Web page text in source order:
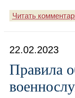
Читать
22.02.2023
Правила